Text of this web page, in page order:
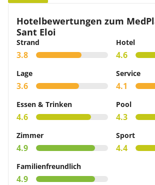
Hotelbewertungen zum
Sant Eloi
Strand
3.8
Hotel
4.6
Lage
3.6
Service
4.1
Essen & Trinken
4.6
Pool
4.3
Zimmer
4.9
Sport
4.4
Familienfreundlich
4.9